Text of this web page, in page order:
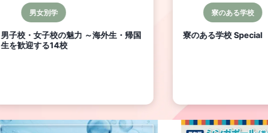
男女別学
男子校・女子校の魅力 ～海外生・帰国
生を歓迎する14校
寮のある学校
寮のある学校 Special